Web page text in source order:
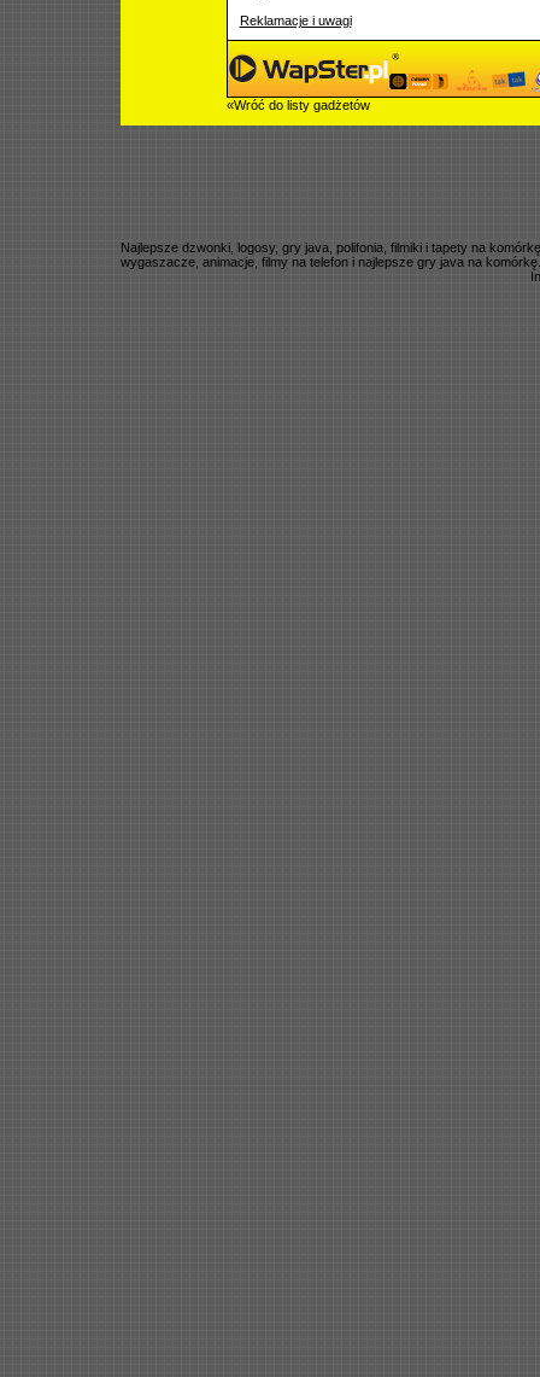
Reklamacje i uwagi
«Wróć do listy gadżetów
Najlepsze dzwonki, logosy, gry java, polifonia, filmiki i tapety na
wygaszacze, animacje, filmy na telefon i najlepsze gry java na